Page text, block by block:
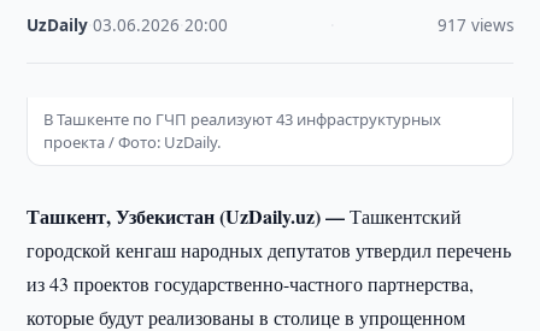
UzDaily ·03.06.2026 ·20:00 917 views
В Ташкенте по ГЧП реализуют 43 инфраструктурных
проекта / Фото: UzDaily.
Ташкент, Узбекистан (UzDaily.uz) —Ташкентский
городской кенгаш народных депутатов утвердил перечень
из 43 проектов государственно-частного партнерства,
которые будут реализованы в столице в упрощенном